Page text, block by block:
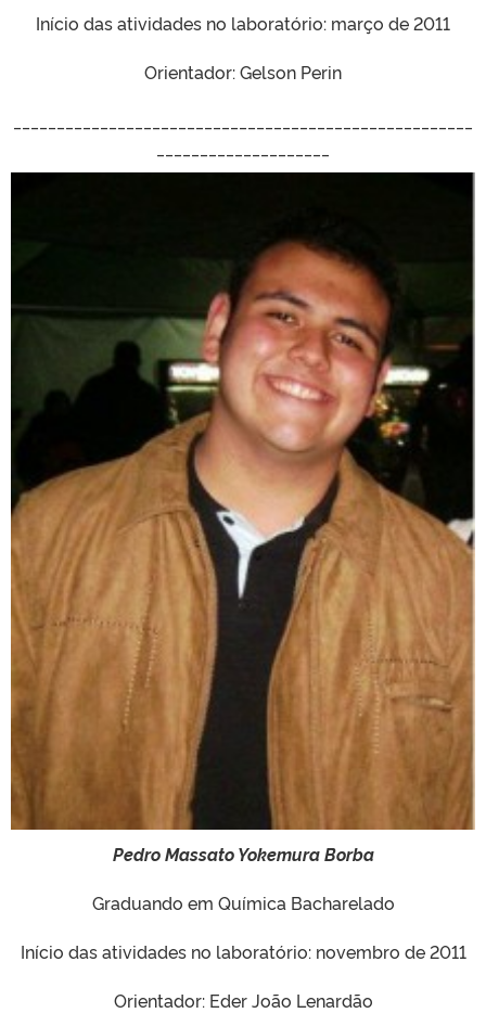
Início das atividades no laboratório: março de 2011
Orientador: Gelson Perin
Pedro Massato Yokemura Borba
Graduando em Química Bacharelado
Início das atividades no laboratório: novembro de 2011
Orientador: Eder João Lenardão